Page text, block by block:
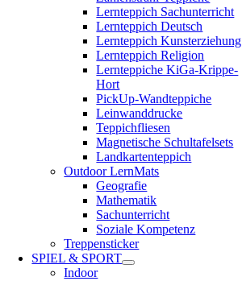
Lernteppich Sachunterricht
Lernteppich Deutsch
Lernteppich Kunsterziehung
Lernteppich Religion
Lernteppiche KiGa-Krippe-
Hort
PickUp-Wandteppiche
Leinwanddrucke
Teppichfliesen
Magnetische Schultafelsets
Landkartenteppich
Outdoor LernMats
Geografie
Mathematik
Sachunterricht
Soziale Kompetenz
Treppensticker
SPIEL & SPORT
Indoor